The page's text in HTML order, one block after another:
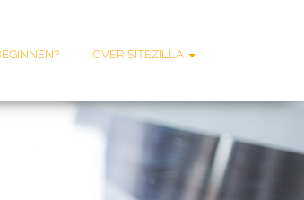
OVER SITEZILLA